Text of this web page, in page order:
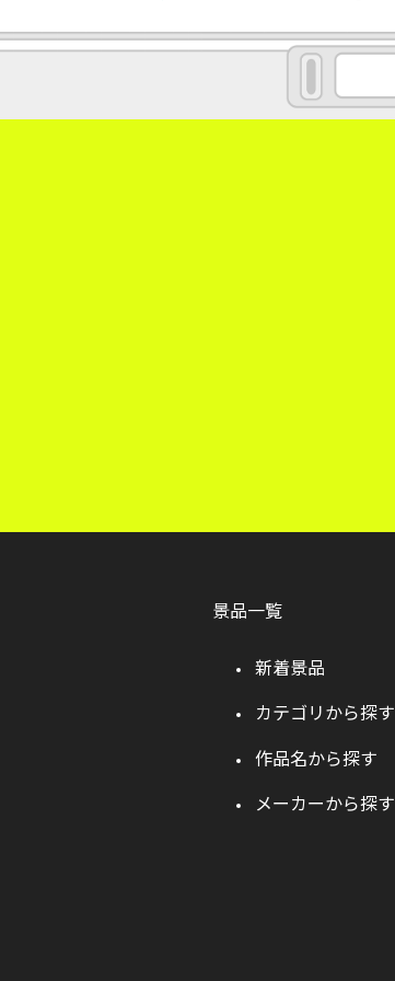
景品一覧
新着景品
カテゴリから探す
作品名から探す
メーカーから探す